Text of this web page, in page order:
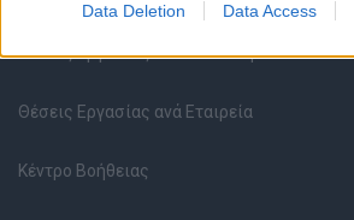
Data Deletion Data Access
Θέσεις Εργασίας ανά Ειδικότητα
Θέσεις Εργασίας ανά Εταιρεία
Κέντρο Βοήθειας